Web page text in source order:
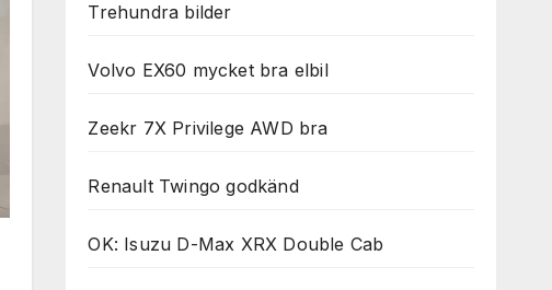
Trehundra bilder
Volvo EX60 mycket bra elbil
Zeekr 7X Privilege AWD bra
Renault Twingo godkänd
OK: Isuzu D-Max XRX Double Cab